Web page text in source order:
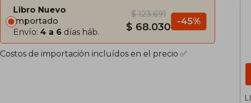
Libro Nuevo
Importado
Envío: 4 a 6 días háb.
$ 123.691
$ 68.030 -45%
Costos de importación incluídos en el precio ✅